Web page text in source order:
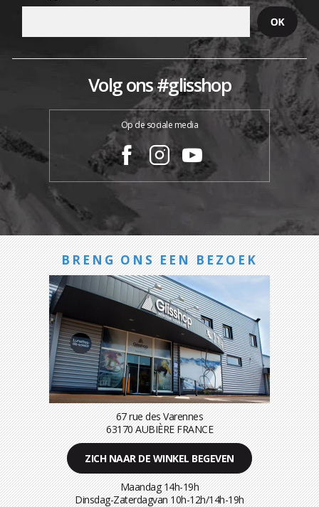
Volg ons #glisshop
Op de sociale media
BRENG ONS EEN BEZOEK
67 rue des Varennes
63170 AUBIÈRE FRANCE
ZICH NAAR DE WINKEL BEGEVEN
Maandag 14h-19h
Dinsdag-Zaterdagvan 10h-12h/14h-19h